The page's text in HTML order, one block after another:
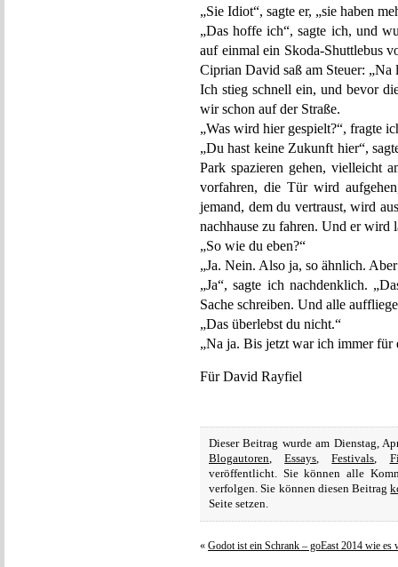
„Sie Idiot“, sagte er, „sie haben
„Das hoffe ich“, sagte ich, und
auf einmal ein Skoda-Shuttlebus
Ciprian David saß am Steuer: „Na
Ich stieg schnell ein, und bevor
wir schon auf der Straße.
„Was wird hier gespielt?“, fragte
„Du hast keine Zukunft hier“,
Park spazieren gehen, vielleicht
vorfahren, die Tür wird
jemand, dem du vertraust, wird
nachhause zu fahren. Und er wird
„So wie du eben?“
„Ja. Nein. Also ja, so ähnlich.
„Ja“, sagte ich nachdenklich.
Sache schreiben. Und alle
„Das überlebst du nicht.“
„Na ja. Bis jetzt war ich immer für
Für David Rayfiel
Dieser Beitrag wurde am Dienstag,
Blogautoren,Essays,Festivals,
veröffentlicht. Sie können alle
verfolgen. Sie können diesen Beitrag
Seite setzen.
« Godot ist ein Schrank – goEast 2014 wie